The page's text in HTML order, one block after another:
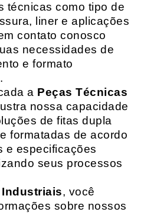
técnicas como tipo de
liner e aplicações
contato conosco
necessidades de
e formato
a Peças Técnicas
nossa capacidade
de fitas dupla
formatadas de acordo
e especificações
seus processos
, você
sobre nossos